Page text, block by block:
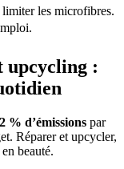
les microfibres.
upcycling :
% d’émissions par
Réparer et upcycler,
beauté.